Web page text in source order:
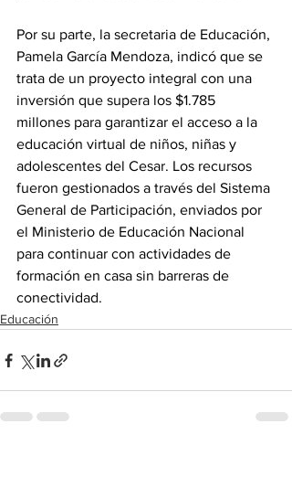
Por su parte, la secretaria de Educación,
Pamela García Mendoza, indicó que se
trata de un proyecto integral con una
inversión que supera los $1.785
millones para garantizar el acceso a la
educación virtual de niños, niñas y
adolescentes del Cesar. Los recursos
fueron gestionados a través del Sistema
General de Participación, enviados por
el Ministerio de Educación Nacional
para continuar con actividades de
formación en casa sin barreras de
conectividad.
Educación